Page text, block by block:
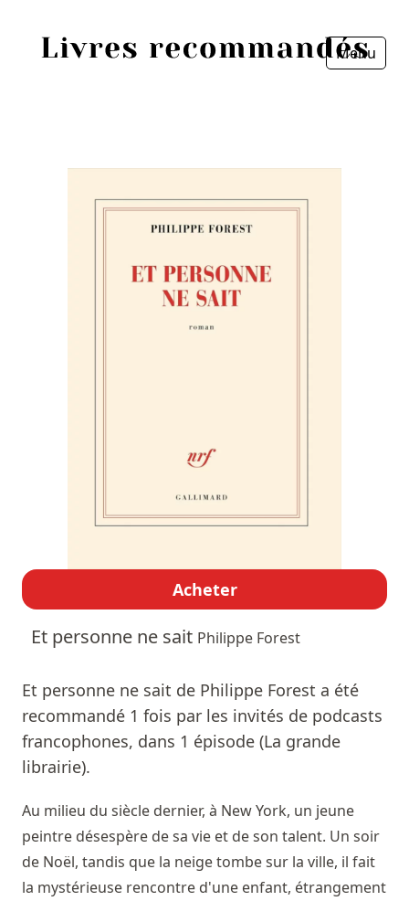
Menu
Acheter
Et personne ne sait Philippe Forest
Et personne ne sait de Philippe Forest a été
recommandé 1 fois par les invités de podcasts
francophones, dans 1 épisode (La grande
librairie).
Au milieu du siècle dernier, à New York, un jeune
peintre désespère de sa vie et de son talent. Un soir
de Noël, tandis que la neige tombe sur la ville, il fait
la mystérieuse rencontre d'une enfant, étrangement
Sources
Fermer